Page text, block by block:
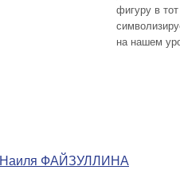
фигуру в
на нашем
Наиля ФАЙЗУЛЛИНА